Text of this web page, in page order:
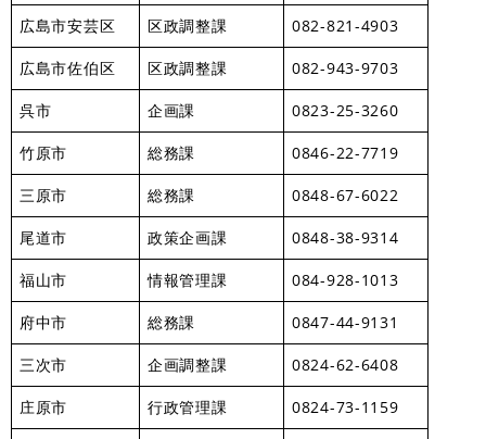
広島市安芸区 区政調整課 082-821-4903
広島市佐伯区 区政調整課 082-943-9703
呉市 企画課 0823-25-3260
竹原市 総務課 0846-22-7719
三原市 総務課 0848-67-6022
尾道市 政策企画課 0848-38-9314
福山市 情報管理課 084-928-1013
府中市 総務課 0847-44-9131
三次市 企画調整課 0824-62-6408
庄原市 行政管理課 0824-73-1159